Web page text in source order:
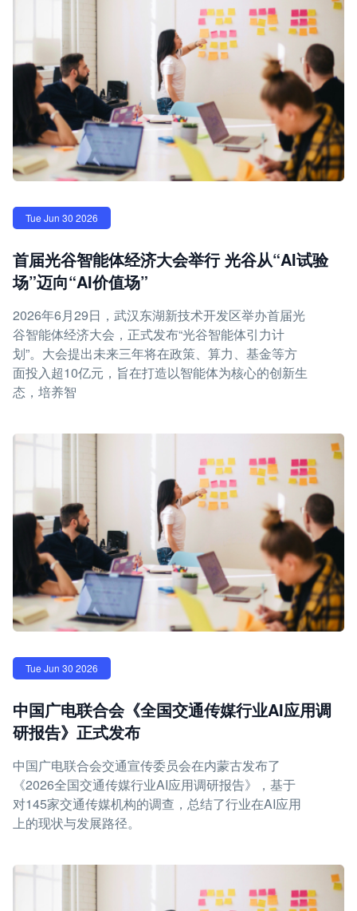
Tue Jun 30 2026
首届光谷智能体经济大会举行 光谷从“AI试验
场”迈向“AI价值场”
2026年6月29日，武汉东湖新技术开发区举办首届光
谷智能体经济大会，正式发布“光谷智能体引力计
划”。大会提出未来三年将在政策、算力、基金等方
面投入超10亿元，旨在打造以智能体为核心的创新生
态，培养智
Tue Jun 30 2026
中国广电联合会《全国交通传媒行业AI应用调
研报告》正式发布
中国广电联合会交通宣传委员会在内蒙古发布了
《2026全国交通传媒行业AI应用调研报告》，基于
对145家交通传媒机构的调查，总结了行业在AI应用
上的现状与发展路径。